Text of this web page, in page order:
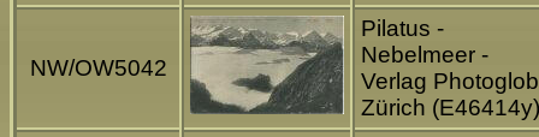
NW/OW5042
Pilatus -
Nebelmeer -
Verlag Photoglob
Zürich (E46414y)